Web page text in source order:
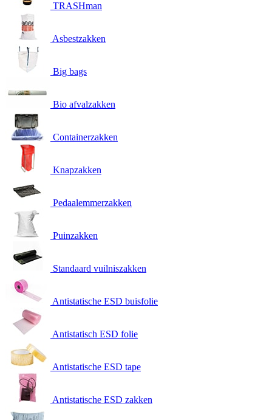
TRASHman
Asbestzakken
Big bags
Bio afvalzakken
Containerzakken
Knapzakken
Pedaalemmerzakken
Puinzakken
Standaard vuilniszakken
Antistatische ESD buisfolie
Antistatisch ESD folie
Antistatische ESD tape
Antistatische ESD zakken